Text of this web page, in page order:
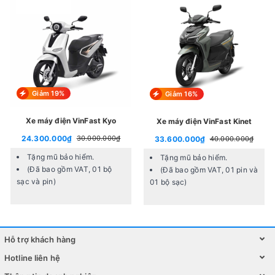
Loại phanh: Không
Phuộc giảm xóc: Phuộc đơ chất liệt thép Magicbros
Líp: Líp chết
Giò đĩa: Magicbros nhôm 46T
Vành xe: Hợp kim nhôm loại có 2 lớp Magicbros PRO -
40mm
Kích cỡ bánh xe: 700
Lốp xe: 700x23C
Bảo hành:Khung xe bảo hành 2 năm/ Phụ tùng bảo
hành 1 năm;
Giảm 19%
Xe máy điện VinFast Kyo
24.300.000₫ 30.000.000₫
Tặng mũ bảo hiểm.
(Đã bao gồm VAT, 01 bộ
sạc và pin)
Giảm 16%
Xe máy điện VinFast Kinet
33.600.000₫ 40.000.000₫
Tặng mũ bảo hiểm.
(Đã bao gồm VAT, 01 pin và
01 bộ sạc)
Hỗ trợ khách hàng
Hotline liên hệ